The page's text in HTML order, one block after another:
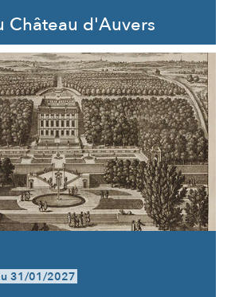
Château d'Auvers
31/01/2027